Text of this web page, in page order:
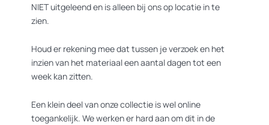
NIET uitgeleend en is alleen bij ons op locatie in te
zien.
Houd er rekening mee dat tussen je verzoek en het
inzien van het materiaal een aantal dagen tot een
week kan zitten.
Een klein deel van onze collectie is wel online
toegankelijk. We werken er hard aan om dit in de